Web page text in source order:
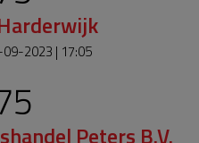
2023 | 17:05
Peters B.V.